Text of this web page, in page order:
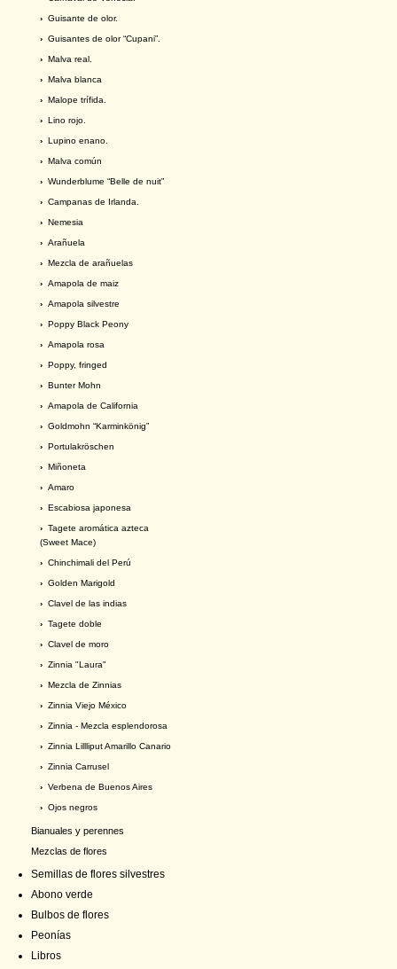
› Guisante de olor.
› Guisantes de olor “Cupani”.
› Malva real.
› Malva blanca
› Malope trífida.
› Lino rojo.
› Lupino enano.
› Malva común
› Wunderblume “Belle de nuit”
› Campanas de Irlanda.
› Nemesia
› Arañuela
› Mezcla de arañuelas
› Amapola de maiz
› Amapola silvestre
› Poppy Black Peony
› Amapola rosa
› Poppy, fringed
› Bunter Mohn
› Amapola de California
› Goldmohn “Karminkönig”
› Portulakröschen
› Miñoneta
› Amaro
› Escabiosa japonesa
› Tagete aromática azteca
(Sweet Mace)
› Chinchimali del Perú
› Golden Marigold
› Clavel de las indias
› Tagete doble
› Clavel de moro
› Zinnia "Laura"
› Mezcla de Zinnias
› Zinnia Viejo México
› Zinnia - Mezcla esplendorosa
› Zinnia Lillliput Amarillo Canario
› Zinnia Carrusel
› Verbena de Buenos Aires
› Ojos negros
Bianuales y perennes
Mezclas de flores
Semillas de flores silvestres
Abono verde
Bulbos de flores
Peonías
Libros